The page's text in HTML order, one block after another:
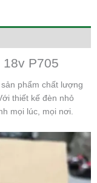
P705
sản phẩm chất lượng
thiết kế đèn nhỏ
mọi lúc, mọi nơi.